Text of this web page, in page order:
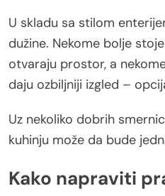
U skladu sa stilom
dužine. Nekome bolje
otvaraju prostor, a
daju ozbiljniji izgled –
Uz nekoliko dobrih
kuhinju može da bude
Kako napraviti